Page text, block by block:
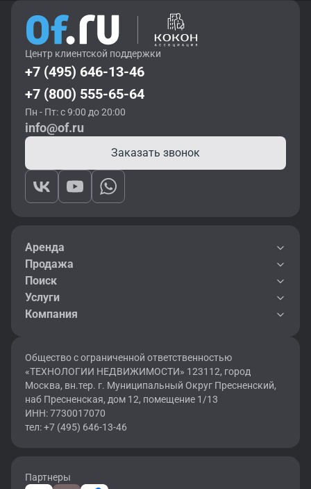
Центр клиентской поддержки
+7 (495) 646-13-46
+7 (800) 555-65-64
Пн - Пт: с 9:00 до 20:00
info@of.ru
Заказать звонок
Аренда
Продажа
Поиск
Услуги
Компания
Общество с ограниченной ответственностью
«ТЕХНОЛОГИИ НЕДВИЖИМОСТИ» 123112, город
Москва, вн.тер. г. Муниципальный Округ Пресненский,
наб Пресненская, дом 12, помещение 1/13
ИНН: 7730017070
тел: +7 (495) 646-13-46
Партнеры